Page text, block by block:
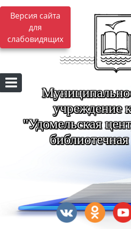
Версия сайта
для
слабовидящих
учреждение
"Удомельская